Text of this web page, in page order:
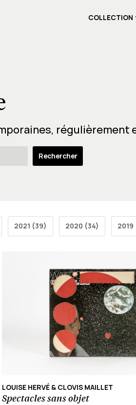
COLLECTION
régulièrement
Rechercher
2021 (39) 2020 (34) 2019
LOUISE HERVÉ & CLOVIS MAILLET
Spectacles sans objet